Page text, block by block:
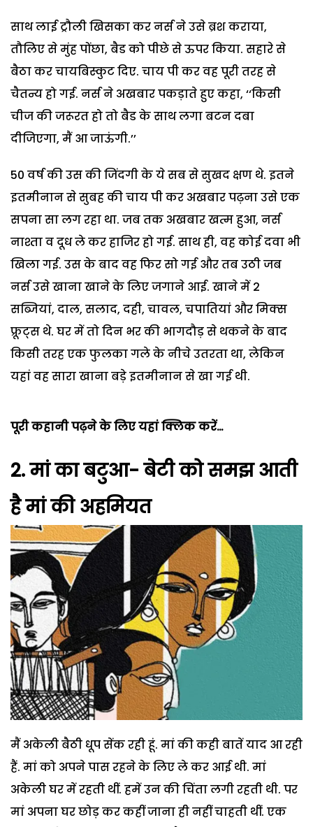
साथ लाई ट्रौली खिसका कर नर्स ने उसे ब्रश कराया,
तौलिए से मुंह पोंछा, बैड को पीछे से ऊपर किया. सहारे से
बैठा कर चायबिस्कुट दिए. चाय पी कर वह पूरी तरह से
चैतन्य हो गई. नर्स ने अखबार पकड़ाते हुए कहा, ‘‘किसी
चीज की जरूरत हो तो बैड के साथ लगा बटन दबा
दीजिएगा, मैं आ जाऊंगी.’’
50 वर्ष की उस की जिंदगी के ये सब से सुखद क्षण थे. इतने
इतमीनान से सुबह की चाय पी कर अखबार पढ़ना उसे एक
सपना सा लग रहा था. जब तक अखबार खत्म हुआ, नर्स
नाश्ता व दूध ले कर हाजिर हो गई. साथ ही, वह कोई दवा भी
खिला गई. उस के बाद वह फिर सो गई और तब उठी जब
नर्स उसे खाना खाने के लिए जगाने आई. खाने में 2
सब्जियां, दाल, सलाद, दही, चावल, चपातियां और मिक्स
फ्रूट्स थे. घर में तो दिन भर की भागदौड़ से थकने के बाद
किसी तरह एक फुलका गले के नीचे उतरता था, लेकिन
यहां वह सारा खाना बड़े इतमीनान से खा गई थी.
पूरी कहानी पढ़ने के लिए यहां क्लिक करें…
2.मां का बटुआ- बेटी को समझ आती
है मां की अहमियत
मैं अकेली बैठी धूप सेंक रही हूं. मां की कही बातें याद आ रही
हैं. मां को अपने पास रहने के लिए ले कर आई थी. मां
अकेली घर में रहती थीं. हमें उन की चिंता लगी रहती थी. पर
मां अपना घर छोड़ कर कहीं जाना ही नहीं चाहती थीं. एक